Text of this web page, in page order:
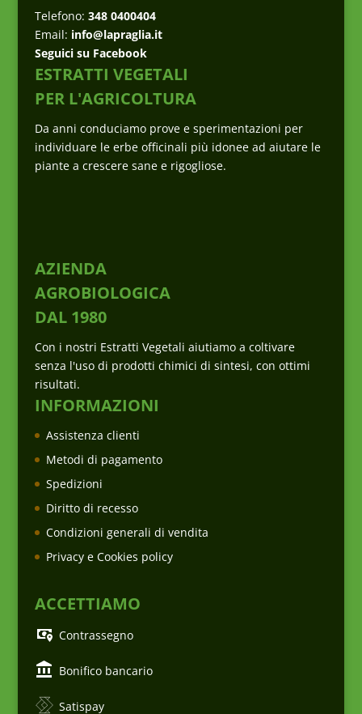
Telefono: 348 0400404
Email: info@lapraglia.it
Seguici su Facebook
ESTRATTI VEGETALI
PER L'AGRICOLTURA
Da anni conduciamo prove e sperimentazioni per
individuare le erbe officinali più idonee ad aiutare le
piante a crescere sane e rigogliose.
AZIENDA
AGROBIOLOGICA
DAL 1980
Con i nostri Estratti Vegetali aiutiamo a coltivare
senza l'uso di prodotti chimici di sintesi, con ottimi
risultati.
INFORMAZIONI
Assistenza clienti
Metodi di pagamento
Spedizioni
Diritto di recesso
Condizioni generali di vendita
Privacy e Cookies policy
ACCETTIAMO
Contrassegno
Bonifico bancario
Satispay